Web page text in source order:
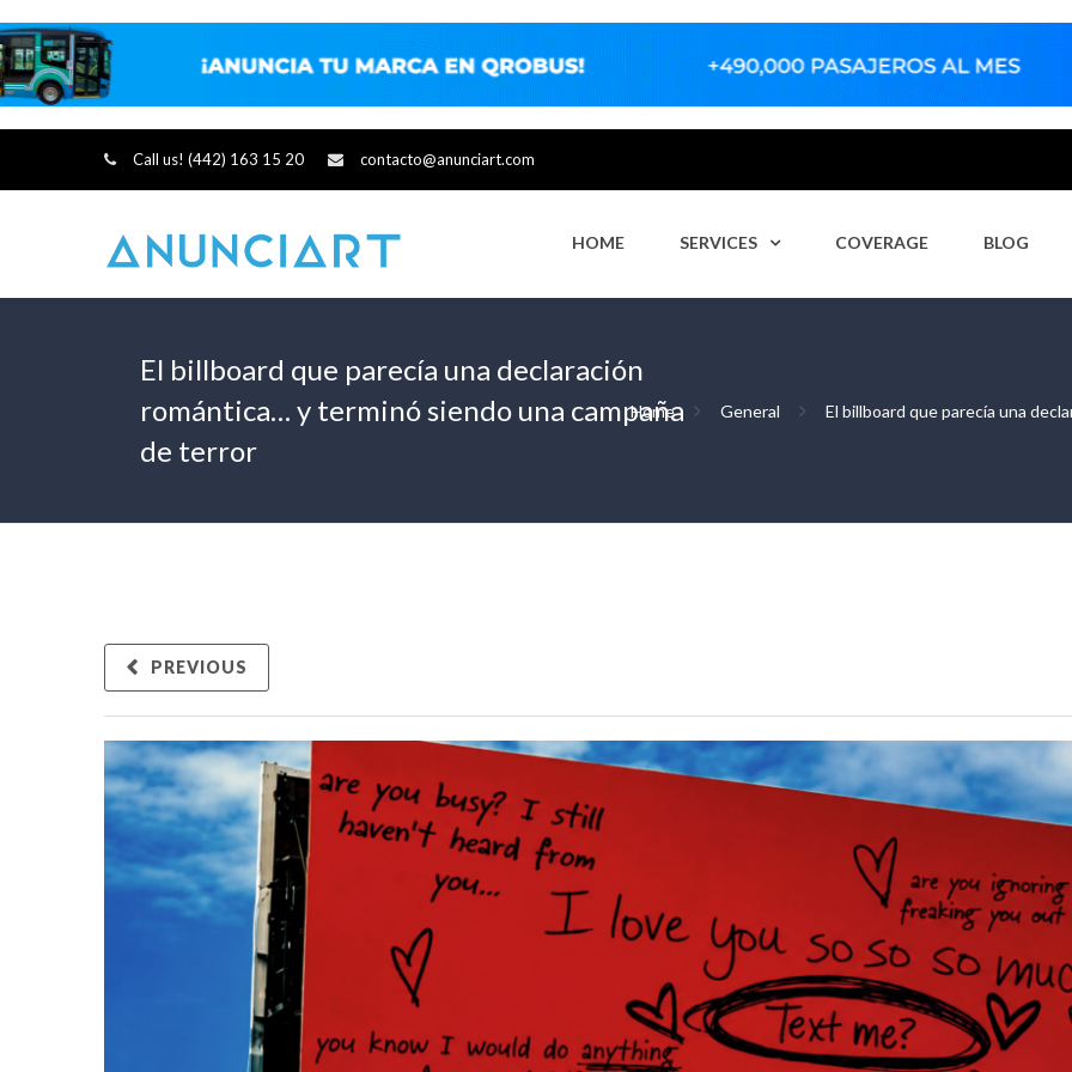
Call us! (442) 163 15 20 contacto@anunciart.com
HOME SERVICES COVERAGE BLOG
El billboard que parecía una declaración
romántica… y terminó siendo una campaña
de terror
Home General El billboard que parecía una
PREVIOUS